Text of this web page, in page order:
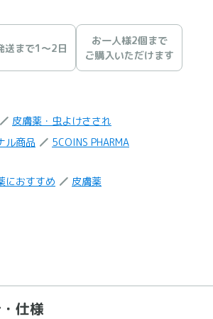
送まで1〜2日
お一人様2個まで
ご購入いただけます
皮膚薬・虫よけさされ
ル商品 5COINS PHARMA
におすすめ 皮膚薬
仕様